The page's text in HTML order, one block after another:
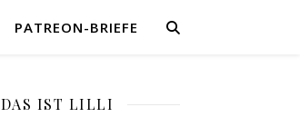
PATREON-BRIEFE
DAS IST LILLI